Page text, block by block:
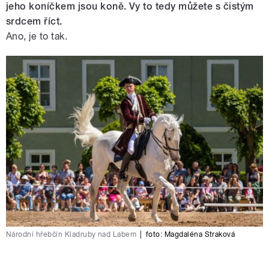
jeho koníčkem jsou koně. Vy to tedy můžete s čistým
srdcem říct.
Ano, je to tak.
Národní hřebčín Kladruby nad Labem foto: Magdaléna Straková